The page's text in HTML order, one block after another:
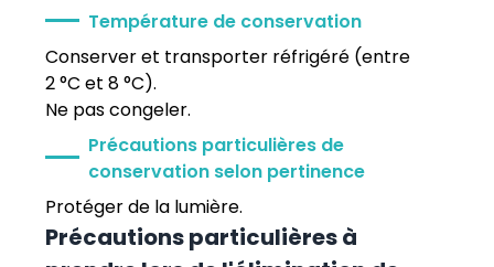
Température de conservation
Conserver et transporter réfrigéré (entre
2 °C et 8 °C).
Ne pas congeler.
Précautions particulières de
conservation selon pertinence
Protéger de la lumière.
Précautions particulières à